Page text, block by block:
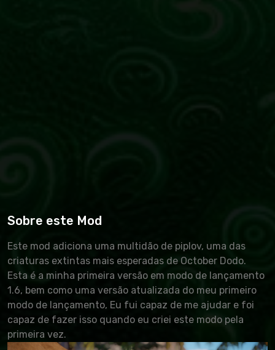
Sobre este Mod
Este mod adiciona uma multidão de piplov, uma das
criaturas extintas mais esperadas de October Dodo.
Esta é a minha primeira versão em modo de lançamento
1.6, bem como uma versão atualizada do meu primeiro
modo de lançamento, Eu fui capaz de me ajudar e foi
capaz de fazer isso quando eu criei este modo pela
primeira vez.